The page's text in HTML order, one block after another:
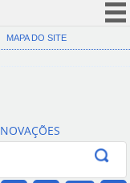
(COVID-19)
Canais
MAPA DO SITE